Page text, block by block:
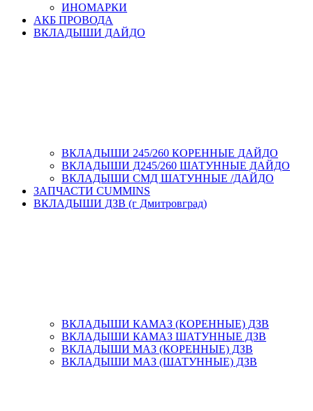
ИНОМАРКИ
АКБ ПРОВОДА
ВКЛАДЫШИ ДАЙДО
ВКЛАДЫШИ 245/260 КОРЕННЫЕ ДАЙДО
ВКЛАДЫШИ Д245/260 ШАТУННЫЕ ДАЙДО
ВКЛАДЫШИ СМД ШАТУННЫЕ /ДАЙДО
ЗАПЧАСТИ CUMMINS
ВКЛАДЫШИ ДЗВ (г Дмитровград)
ВКЛАДЫШИ КАМАЗ (КОРЕННЫЕ) ДЗВ
ВКЛАДЫШИ КАМАЗ ШАТУННЫЕ ДЗВ
ВКЛАДЫШИ МАЗ (КОРЕННЫЕ) ДЗВ
ВКЛАДЫШИ МАЗ (ШАТУННЫЕ) ДЗВ